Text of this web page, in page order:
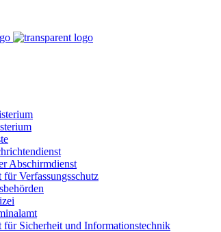
Abschirmdienst
für Verfassungsschutz
für Sicherheit und Informationstechnik